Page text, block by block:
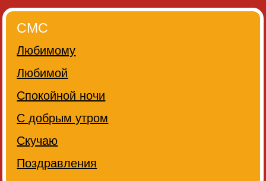
СМС
Любимому
Любимой
Спокойной ночи
С добрым утром
Скучаю
Поздравления